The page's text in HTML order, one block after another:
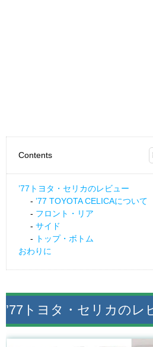
Contents
’77トヨタ・セリカのレビュー
’77 TOYOTA CELICAについて
フロント・リア
サイド
トップ・ボトム
おわりに
’77トヨタ・セリカのレ